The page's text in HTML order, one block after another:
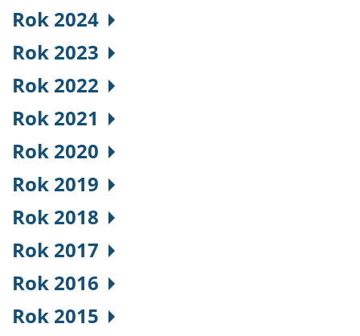
Rok 2024
Rok 2023
Rok 2022
Rok 2021
Rok 2020
Rok 2019
Rok 2018
Rok 2017
Rok 2016
Rok 2015